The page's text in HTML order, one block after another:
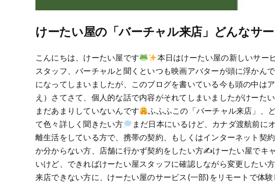
けーたい屋の「バーチャル来店」どんなサ
こんにちは、けーたい屋です 本日はけーたい屋の新しいサー
スタッフ、バーチャルと聞くといつも映画アバターが頭に浮かん
になってしまいましたが、このブログを書いている今も頭の中は
え）さてさて、個人的な話で内容がそれてしまいましたがけーた
まだあまりしていないんです
ふふふこの「バーチャル来店」、
て色々詳しく聞きたい方
まだ日本にいるけど、カナダ渡航前に
離生活をしている方で、携帯の契約、もしくはインターネット契
か分からない方、店舗に行かず契約をしたい方✍けーたい屋でキ
いけど、できればけーたい屋スタッフに確認しながら変更した
来店できない方に、けーたい屋のサービス(一部)をリモートで体